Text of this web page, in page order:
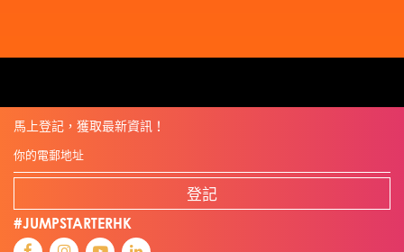
馬上登記，獲取最新資訊！
登記
#JUMPSTARTERHK